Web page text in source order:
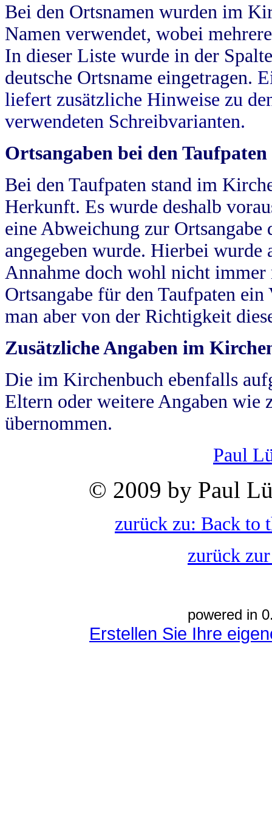
Bei den Ortsnamen wurden im
Namen verwendet, wobei
In dieser Liste wurde in der
deutsche Ortsname eingetragen.
liefert zusätzliche Hinweise zu
verwendeten Schreibvarianten.
Ortsangaben bei den Taufpaten
Bei den Taufpaten stand im
Herkunft. Es wurde deshalb
eine Abweichung zur
angegeben wurde. Hierbei wurde
Annahme doch wohl nicht
Ortsangabe für den Taufpaten
man aber von der Richtigkeit
Zusätzliche Angaben im
Die im Kirchenbuch ebenfalls
Eltern oder weitere Angaben wie
übernommen.
Paul
© 2009 by Paul
zurück zu: Back to
zurück
powered in
Erstellen Sie Ihre